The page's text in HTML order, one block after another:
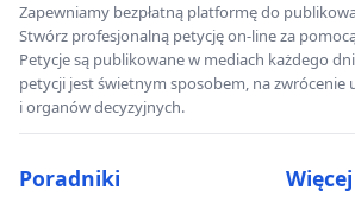
Zapewniamy bezpłatną platformę do
Stwórz profesjonalną petycję on-line za
Petycje są publikowane w mediach każdego
petycji jest świetnym sposobem, na zwrócenie
i organów decyzyjnych.
Poradniki Więcej